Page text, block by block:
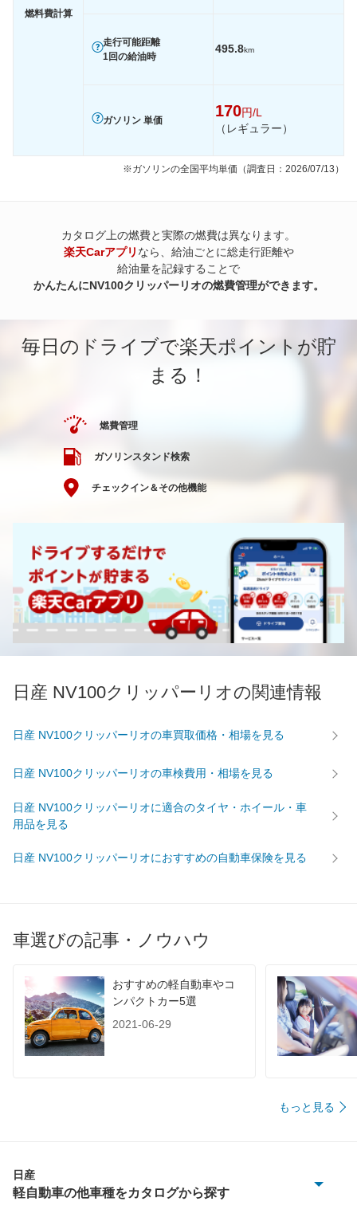
燃料費計算
走行可能距離
1回の給油時
495.8km
ガソリン 単価
170円/L
（レギュラー）
※ガソリンの全国平均単価（調査日：2026/07/13）
カタログ上の燃費と実際の燃費は異なります。
楽天Carアプリ なら、給油ごとに総走行距離や
給油量を記録することで
かんたんにNV100クリッパーリオの燃費管理ができます。
毎日のドライブで楽天ポイントが貯
まる！
燃費管理
ガソリンスタンド検索
チェックイン＆その他機能
日産 NV100クリッパーリオの関連情報
日産 NV100クリッパーリオの車買取価格・相場を見る
日産 NV100クリッパーリオの車検費用・相場を見る
日産 NV100クリッパーリオに適合のタイヤ・ホイール・車
用品を見る
日産 NV100クリッパーリオにおすすめの自動車保険を見る
車選びの記事・ノウハウ
おすすめの軽自動車やコ
ンパクトカー5選
2021-06-29
もっと見る
日産
軽自動車の他車種をカタログから探す